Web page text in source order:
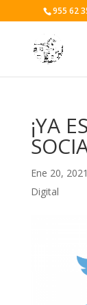
955 62
¡YA
Ene 20, 2021
Digital